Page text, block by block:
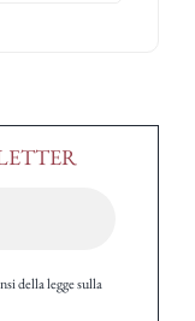
della legge sulla